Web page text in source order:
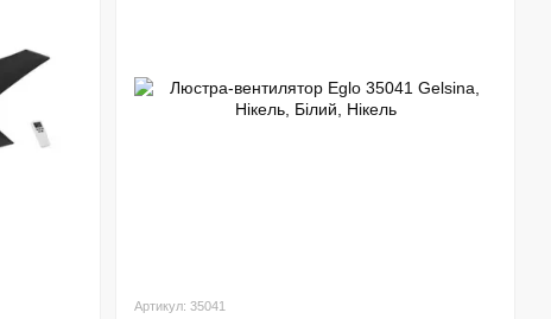
Артикул: 35041